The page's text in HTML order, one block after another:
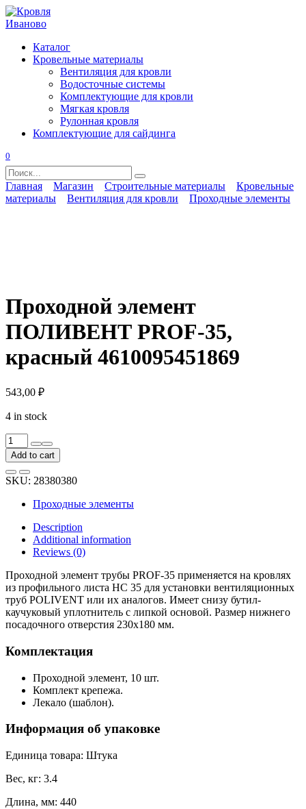
Перейти
к
Каталог
Кровельные материалы
Вентиляция для кровли
Водосточные системы
Комплектующие для кровли
Мягкая кровля
Рулонная кровля
Комплектующие для сайдинга
0
Search
for:
Главная Магазин Строительные материалы
Кровельные
материалы
Вентиляция для кровли Проходные элементы
Проходной элемент
ПОЛИВЕНТ PROF-35,
красный 4610095451869
543,00 ₽
4 in stock
Проходной
элемент
ПОЛИВЕНТ
PROF-
35,
красный
4610095451869
quantity
Add to cart
SKU: 28380380
Проходные элементы
Description
Additional information
Reviews (0)
Проходной элемент трубы PROF-35 применяется на кровлях
из профильного листа НС 35 для установки вентиляционных
труб POLIVENT или их аналогов. Имеет снизу бутил-
каучуковый уплотнитель с липкой основой. Размер нижнего
посадочного отверстия 230х180 мм.
Комплектация
Проходной элемент, 10 шт.
Комплект крепежа.
Лекало (шаблон).
Информация об упаковке
Единица товара: Штука
Вес, кг: 3.4
Длина, мм: 440